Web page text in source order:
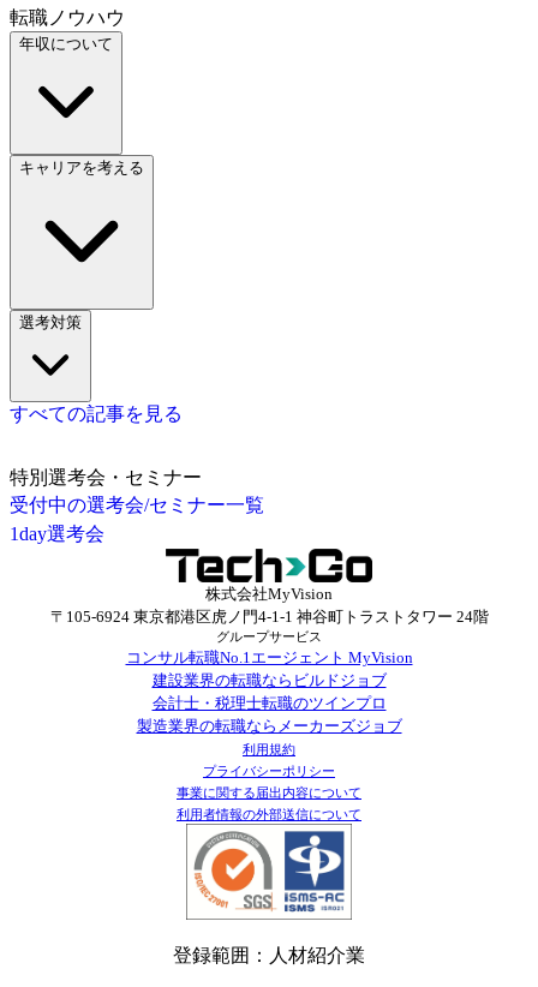
転職ノウハウ
年収について
キャリアを考える
選考対策
すべての記事を見る
特別選考会・セミナー
受付中の選考会/セミナー一覧
1day選考会
株式会社MyVision
〒105-6924 東京都港区虎ノ門4-1-1 神谷町トラストタワー 24階
グループサービス
コンサル転職No.1エージェント MyVision
建設業界の転職ならビルドジョブ
会計士・税理士転職のツインプロ
製造業界の転職ならメーカーズジョブ
利用規約
プライバシーポリシー
事業に関する届出内容について
利用者情報の外部送信について
登録範囲：人材紹介業